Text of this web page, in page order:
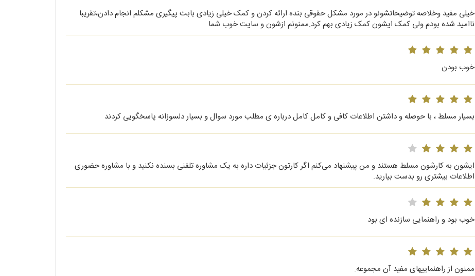
خیلی مفید وخلاصه توضیحاتشونو در مورد مشکل حقوقی بنده ارائه کردن و کمک خیلی زیادی بابت پیگیری مشکلم انجام دادن،تقریبا
ناامید شده بودم ولی کمک ایشون کمک زیادی بهم کرد.ممنونم ازشون و سایت خوب شما
خوب بودن
بسیار مسلط ، با حوصله و داشتن اطلاعات کافی و کامل کامل درباره ی مطلب مورد سوال و بسیار دلسوزانه پاسخگویی کردند
ایشون به کارشون مسلط هستند و من پیشنهاد می‌کنم اگر کارتون جزئیات داره به یک مشاوره تلفنی بسنده نکنید و با مشاوره حضوری
اطلاعات بیشتری رو بدست بیارید.
خوب بود و راهنمایی سازنده ای بود
ممنون از راهنماییهای مفید آن مجموعه.